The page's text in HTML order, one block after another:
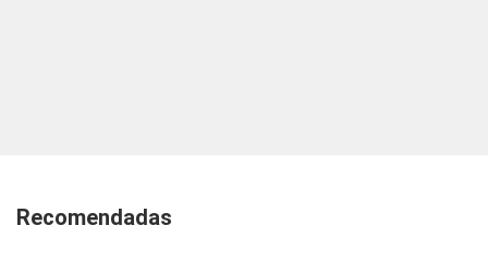
Recomendadas